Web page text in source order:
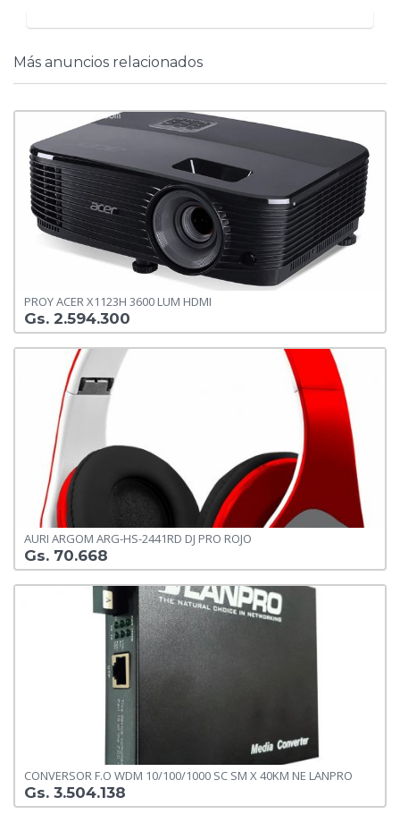
Más anuncios relacionados
PROY ACER X1123H 3600 LUM HDMI
Gs. 2.594.300
AURI ARGOM ARG-HS-2441RD DJ PRO ROJO
Gs. 70.668
CONVERSOR F.O WDM 10/100/1000 SC SM X 40KM NE LANPRO
Gs. 3.504.138